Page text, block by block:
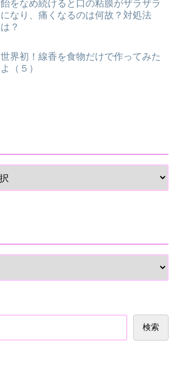
飴をなめ続けると口の粘膜がザラザラ
になり、痛くなるのは何故？対処法
は？
世界初！線香を食物だけで作ってみた
よ（５）
検索